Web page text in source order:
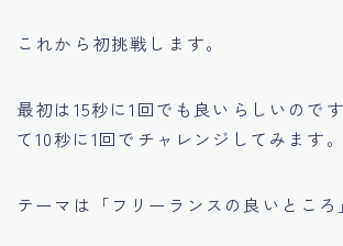
これから初挑戦します。
最初は15秒に1回でも良いらしいので
て10秒に1回でチャレンジしてみます。
テーマは「フリーランスの良いところ